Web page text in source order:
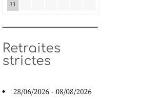
31
Retraites
strictes
28/06/2026 - 08/08/2026